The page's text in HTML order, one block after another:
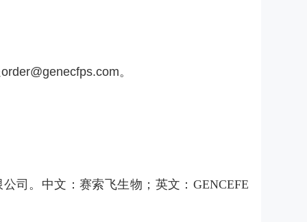
order@genecfps.com。
司。中文：赛索飞生物；英文：GENCEFE